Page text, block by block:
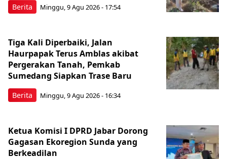
Berita Minggu, 9 Agu 2026 - 17:54
Berita
Tiga Kali Diperbaiki, Jalan
Haurpapak Terus Amblas akibat
Pergerakan Tanah, Pemkab
Sumedang Siapkan Trase Baru
Minggu, 9 Agu 2026 - 16:34
Ketua Komisi I DPRD Jabar Dorong
Gagasan Ekoregion Sunda yang
Berkeadilan